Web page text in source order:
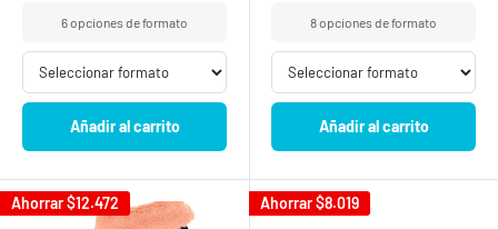
6 opciones de formato
Añadir al carrito
8 opciones de formato
Añadir al carrito
Ahorrar$12.472 Ahorrar$8.019